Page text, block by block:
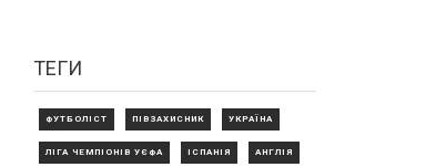
ТЕГИ
ФУТБОЛІСТ ПІВЗАХИСНИК УКРАЇНА
ЛІГА ЧЕМПІОНІВ УЄФА ІСПАНІЯ АНГЛІЯ